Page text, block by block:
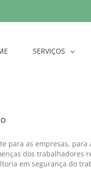
SERVIÇOS
para as empresas,
dos
em segurança do